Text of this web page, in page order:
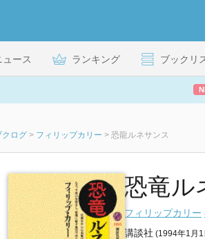
ュース ランキング ブックリ
クログ > フィリップカリー > 恐龍ルネサンス
恐竜ル
フィリップカリー
講談社 (1994年1月